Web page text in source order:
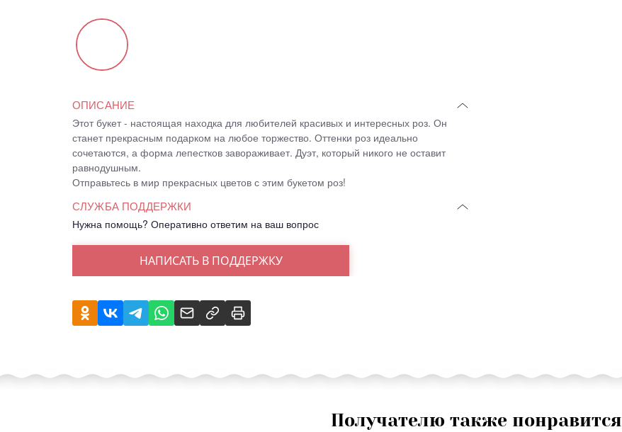
ОПИСАНИЕ
Этот букет - настоящая находка для любителей красивых и интересных роз. Он
станет прекрасным подарком на любое торжество. Оттенки роз идеально
сочетаются, а форма лепестков завораживает. Дуэт, который никого не оставит
равнодушным.
Отправьтесь в мир прекрасных цветов с этим букетом роз!
СЛУЖБА ПОДДЕРЖКИ
Нужна помощь? Оперативно ответим на ваш вопрос
НАПИСАТЬ В ПОДДЕРЖКУ
Получателю также понравится